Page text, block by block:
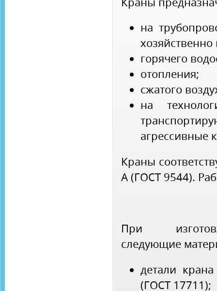
на
горячего
отопления;
сжатого
на
агрессивные
Краны
А (ГОСТ 9544).
При
следующие
детали
(ГОСТ 17711);